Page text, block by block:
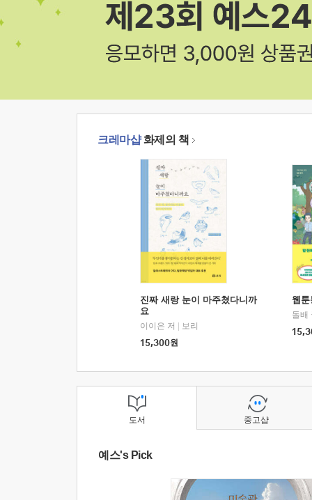
크레마샵화제의 책
진짜 새랑 눈이 마주쳤다니까
요
이이은 저
보리
15,300원
웹
돌배
도서
예스's Pick
중고샵